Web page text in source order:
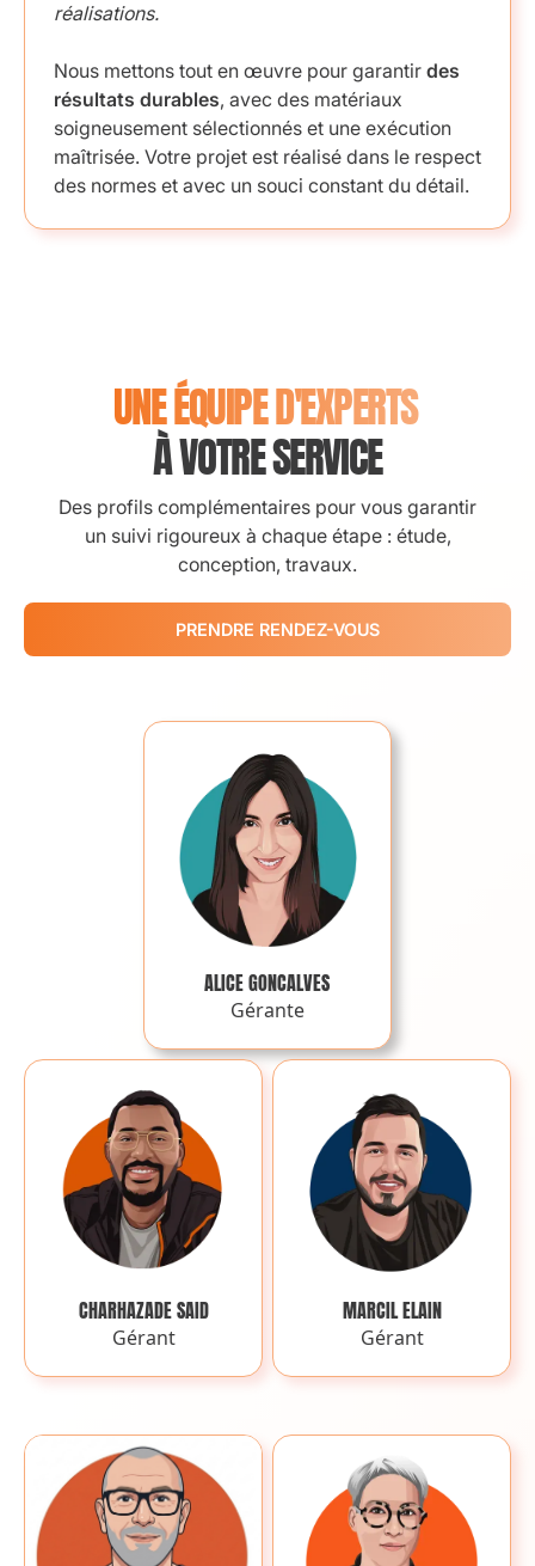
réalisations.
Nous mettons tout en œuvre pour garantir des
résultats durables, avec des matériaux
soigneusement sélectionnés et une exécution
maîtrisée. Votre projet est réalisé dans le respect
des normes et avec un souci constant du détail.
UNE ÉQUIPE D'EXPERTS
À VOTRE SERVICE
Des profils complémentaires pour vous garantir
un suivi rigoureux à chaque étape : étude,
conception, travaux.
PRENDRE RENDEZ-VOUS
ALICE GONCALVES
Gérante
CHARHAZADE SAID
Gérant
MARCIL ELAIN
Gérant